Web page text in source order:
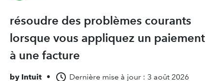
résoudre des problèmes courants
lorsque vous appliquez un paiement
à une facture
by Intuit • Dernière mise à jour : 3 août 2026